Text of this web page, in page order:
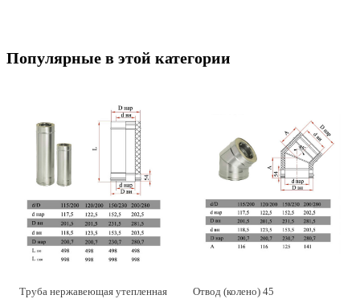
Популярные в этой категории
Труба нержавеющая утепленная
Отвод (колено) 45